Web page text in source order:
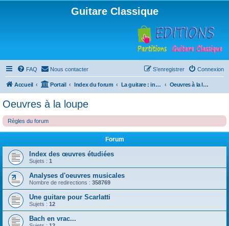
Guitare Classique
FAQ Nous contacter Connexion
S’enregistrer
Accueil Portail Index du forum La guitare : instrument, cours et théorie Oeuvres à la loupe
Oeuvres à la loupe
Règles du forum
Forum
Index des œuvres étudiées
Sujets : 1
Analyses d'oeuvres musicales
Nombre de redirections : 358769
Une guitare pour Scarlatti
Sujets : 12
Bach en vrac...